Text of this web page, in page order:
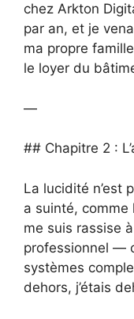
chez Arkton
par an, et je
ma propre
le loyer du
—
## Chapitre 2 :
La lucidité n’est
a suinté, comme
me suis rassise
professionnel —
systèmes
dehors, j’étais